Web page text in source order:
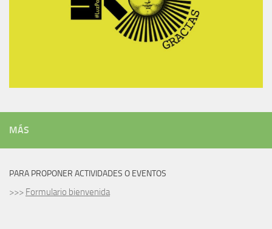
MÁS
PARA PROPONER ACTIVIDADES O EVENTOS
>>> Formulario bienvenida